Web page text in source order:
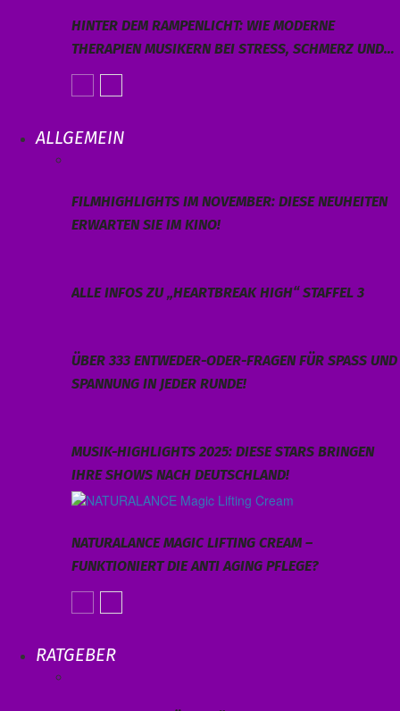
HINTER DEM RAMPENLICHT: WIE MODERNE
THERAPIEN MUSIKERN BEI STRESS, SCHMERZ UND…
ALLGEMEIN
FILMHIGHLIGHTS IM NOVEMBER: DIESE NEUHEITEN
ERWARTEN SIE IM KINO!
ALLE INFOS ZU „HEARTBREAK HIGH“ STAFFEL 3
ÜBER 333 ENTWEDER-ODER-FRAGEN FÜR SPASS UND S
PANNUNG IN JEDER RUNDE!
MUSIK-HIGHLIGHTS 2025: DIESE STARS BRINGEN
IHRE SHOWS NACH DEUTSCHLAND!
NATURALANCE MAGIC LIFTING CREAM –
FUNKTIONIERT DIE ANTI AGING PFLEGE?
RATGEBER